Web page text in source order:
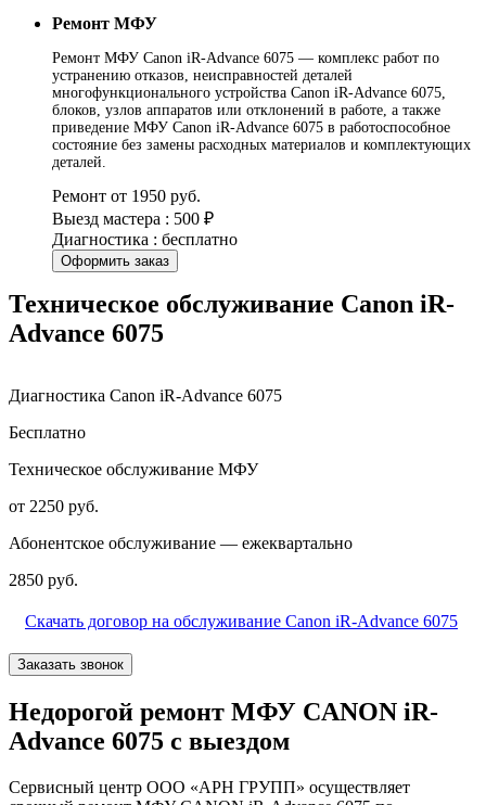
Ремонт МФУ
Ремонт МФУ Canon iR-Advance 6075 — комплекс работ по
устранению отказов, неисправностей деталей
многофункционального устройства Canon iR-Advance 6075,
блоков, узлов аппаратов или отклонений в работе, а также
приведение МФУ Canon iR-Advance 6075 в работоспособное
состояние без замены расходных материалов и комплектующих
деталей.
Ремонт от 1950 руб.
Выезд мастера : 500 ₽
Диагностика : бесплатно
Оформить заказ
Техническое обслуживание Canon iR-
Advance 6075
Диагностика Canon iR-Advance 6075
Бесплатно
Техническое обслуживание МФУ
от 2250 руб.
Абонентское обслуживание — ежеквартально
2850 руб.
Скачать договор на обслуживание Canon iR-Advance 6075
Заказать звонок
Недорогой ремонт МФУ CANON iR-
Advance 6075 с выездом
Сервисный центр ООО «АРН ГРУПП» осуществляет